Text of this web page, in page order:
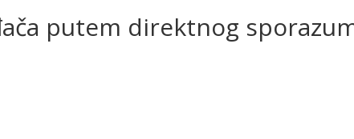
putem direktnog